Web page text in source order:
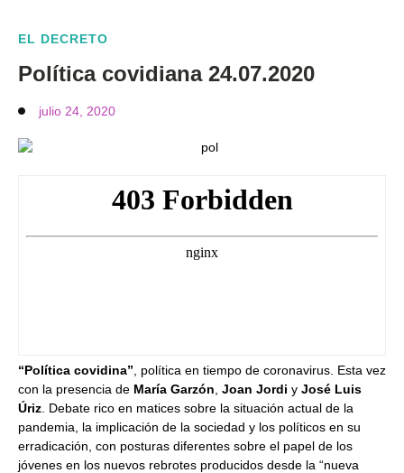
EL DECRETO
Política covidiana 24.07.2020
julio 24, 2020
“Política covidina” , política en tiempo de coronavirus. Esta vez
con la presencia de María Garzón Joan Jordi y José Luis
Úriz . Debate rico en matices sobre la situación actual de la
pandemia, la implicación de la sociedad y los políticos en su
erradicación, con posturas diferentes sobre el papel de los
jóvenes en los nuevos rebrotes producidos desde la “nueva